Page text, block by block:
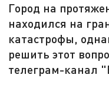
Город на
находился на
катастрофы,
решить этот
телеграм-канал